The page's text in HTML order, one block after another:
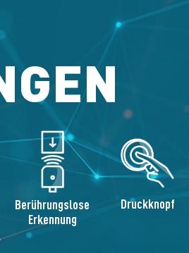
Berührungslose
Erkennung
Druckknopf